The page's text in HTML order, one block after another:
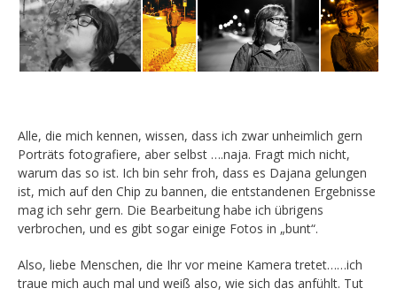
Alle, die mich kennen, wissen, dass ich zwar unheimlich gern
Porträts fotografiere, aber selbst ….naja. Fragt mich nicht,
warum das so ist. Ich bin sehr froh, dass es Dajana gelungen
ist, mich auf den Chip zu bannen, die entstandenen Ergebnisse
mag ich sehr gern. Die Bearbeitung habe ich übrigens
verbrochen, und es gibt sogar einige Fotos in „bunt“.
Also, liebe Menschen, die Ihr vor meine Kamera tretet……ich
traue mich auch mal und weiß also, wie sich das anfühlt. Tut